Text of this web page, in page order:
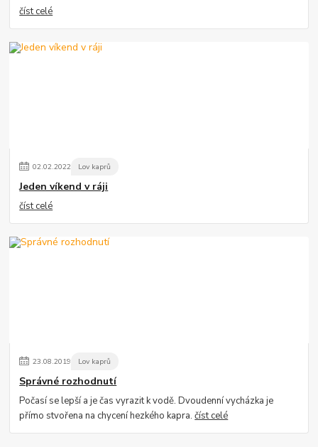
číst celé
02.02.2022 Lov kaprů
Jeden víkend v ráji
číst celé
23.08.2019 Lov kaprů
Správné rozhodnutí
Počasí se lepší a je čas vyrazit k vodě. Dvoudenní vycházka je
přímo stvořena na chycení hezkého kapra.číst celé